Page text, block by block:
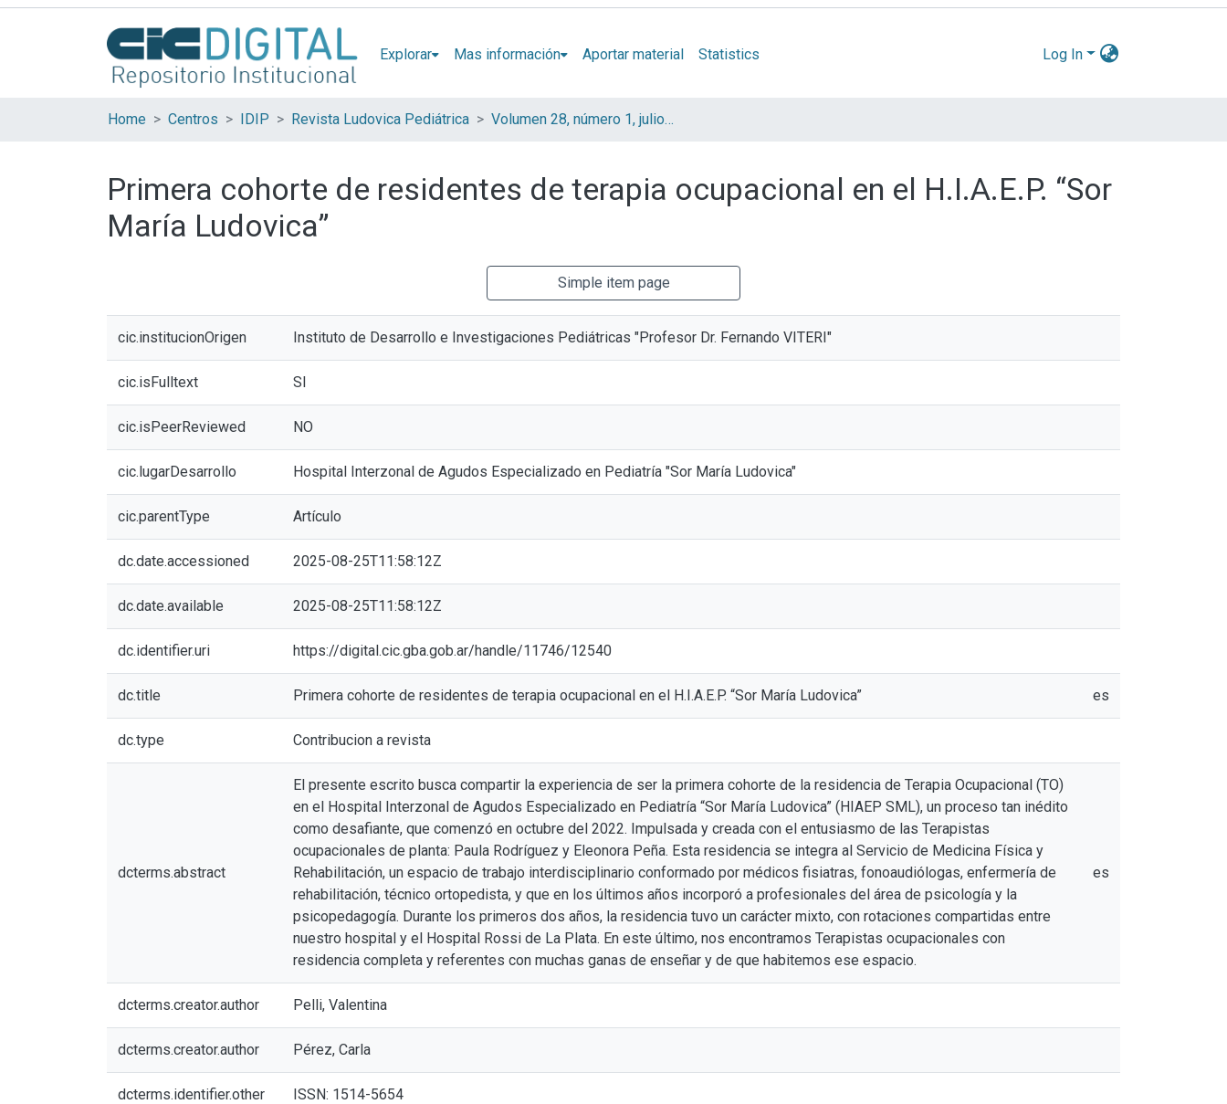
Explorar Mas información Aportar material Statistics Log In
Home Centros IDIP Revista Ludovica Pediátrica Volumen 28, número 1, julio 2025
Primera cohorte de residentes de terapia ocupacional en el H.I.A.E.P. “Sor
María Ludovica”
Simple item page
cic.institucionOrigen Instituto de Desarrollo e Investigaciones Pediátricas "Profesor Dr. Fernando VITERI"
cic.isFulltext SI
cic.isPeerReviewed NO
cic.lugarDesarrollo Hospital Interzonal de Agudos Especializado en Pediatría "Sor María Ludovica"
cic.parentType Artículo
dc.date.accessioned 2025-08-25T11:58:12Z
dc.date.available 2025-08-25T11:58:12Z
dc.identifier.uri https://digital.cic.gba.gob.ar/handle/11746/12540
dc.title Primera cohorte de residentes de terapia ocupacional en el H.I.A.E.P. “Sor María Ludovica” es
dc.type Contribucion a revista
dcterms.abstract
El presente escrito busca compartir la experiencia de ser la primera cohorte de la residencia de Terapia Ocupacional (TO)
en el Hospital Interzonal de Agudos Especializado en Pediatría “Sor María Ludovica” (HIAEP SML), un proceso tan inédito
como desafiante, que comenzó en octubre del 2022. Impulsada y creada con el entusiasmo de las Terapistas
ocupacionales de planta: Paula Rodríguez y Eleonora Peña. Esta residencia se integra al Servicio de Medicina Física y
Rehabilitación, un espacio de trabajo interdisciplinario conformado por médicos fisiatras, fonoaudiólogas, enfermería de
rehabilitación, técnico ortopedista, y que en los últimos años incorporó a profesionales del área de psicología y la
psicopedagogía. Durante los primeros dos años, la residencia tuvo un carácter mixto, con rotaciones compartidas entre
nuestro hospital y el Hospital Rossi de La Plata. En este último, nos encontramos Terapistas ocupacionales con
residencia completa y referentes con muchas ganas de enseñar y de que habitemos ese espacio.
es
dcterms.creator.author Pelli, Valentina
dcterms.creator.author Pérez, Carla
dcterms.identifier.other ISSN: 1514-5654